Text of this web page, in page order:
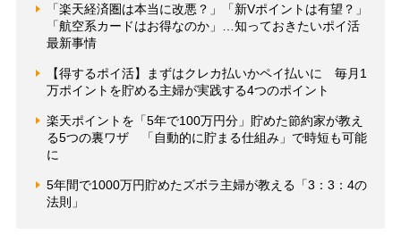
「楽天経済圏は本当に改悪？」「新Vポイントは有望？」
「航空系カードはお得なのか」…知っておきたいポイ活
最新事情
【得するポイ活】まずはクレカ払いかペイ払いに 毎月1
万ポイントを貯める主婦が実践する4つのポイント
楽天ポイントを「5年で100万円分」貯めた節約家が教え
る5つの裏ワザ 「自動的に貯まる仕組み」で時短も可能
に
5年間で1000万円貯めたズボラ主婦が教える「3：3：4の
法則」